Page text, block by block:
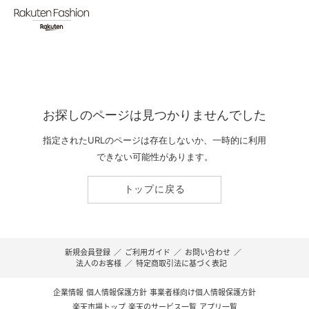
お探しのページは見つかりませんでした
指定されたURLのページは存在しないか、一時的に利用
できない可能性があります。
トップに戻る
新規会員登録 ／ ご利用ガイド ／ お問い合わせ ／
法人のお客様 ／ 特定商取引法に基づく表記
企業情報 個人情報保護方針 事業者様向け個人情報保護方針
楽天市場トップ 楽天のサービス一覧 アプリ一覧